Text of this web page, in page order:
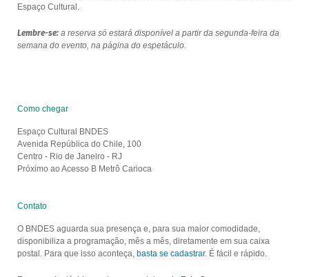
Espaço Cultural.
Lembre-se:a reserva só estará disponível a partir da segunda-feira da
semana do evento, na página do espetáculo.
Como chegar
Espaço Cultural BNDES
Avenida República do Chile, 100
Centro - Rio de Janeiro - RJ
Próximo ao Acesso B Metrô Carioca
Contato
O BNDES aguarda sua presença e, para sua maior comodidade,
disponibiliza a programação, mês a mês, diretamente em sua caixa
postal. Para que isso aconteça, basta se cadastrar. É fácil e rápido.